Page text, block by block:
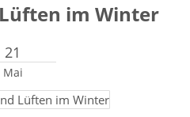
im Winter
21
Mai